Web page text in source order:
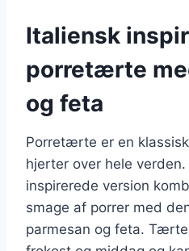
Italiensk
porretærte
og feta
Porretærte er en
hjerter over hele
inspirerede version
smage af porrer med
parmesan og feta.